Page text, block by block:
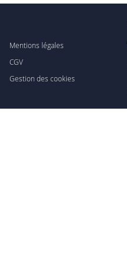
Mentions légales
CGV
Gestion des cookies